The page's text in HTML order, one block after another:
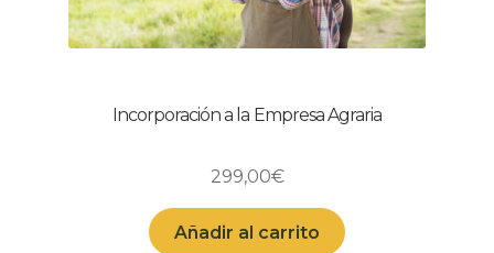
Incorporación a la Empresa Agraria
299,00€
Añadir al carrito